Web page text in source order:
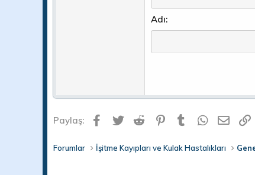
Adı
Paylaş: FacebookTwitterRedditPinterestTumblr E-
Forumlar İşitme Kayıpları ve Kulak Hastalıkları